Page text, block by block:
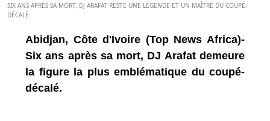
SIX ANS APRÈS SA MORT, DJ ARAFAT RESTE UNE LÉGENDE ET UN MAÎTRE DU COUPÉ-
DÉCALÉ.
Abidjan, Côte d'Ivoire (Top News Africa)-
Six ans après sa mort, DJ Arafat demeure
la figure la plus emblématique du coupé-
décalé.